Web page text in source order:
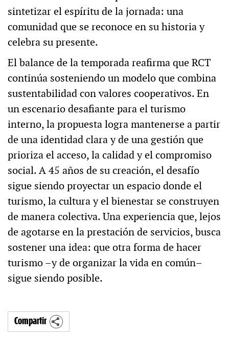
sintetizar el espíritu de la jornada: una
comunidad que se reconoce en su historia y
celebra su presente.
El balance de la temporada reafirma que RCT
continúa sosteniendo un modelo que combina
sustentabilidad con valores cooperativos. En
un escenario desafiante para el turismo
interno, la propuesta logra mantenerse a partir
de una identidad clara y de una gestión que
prioriza el acceso, la calidad y el compromiso
social. A 45 años de su creación, el desafío
sigue siendo proyectar un espacio donde el
turismo, la cultura y el bienestar se construyen
de manera colectiva. Una experiencia que, lejos
de agotarse en la prestación de servicios, busca
sostener una idea: que otra forma de hacer
turismo –y de organizar la vida en común–
sigue siendo posible.
Compartir